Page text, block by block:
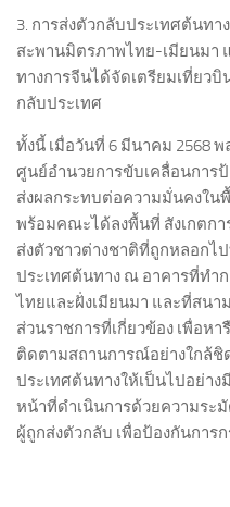
3. การส่งตัวกลับประเทศต้นท
สะพานมิตรภาพไทย-เมียนมา
ทางการจีนได้จัดเตรียมเที่ยวบิ
กลับประเทศ
ทั้งนี้ เมื่อวันที่ 6 มีนาคม 2568
ศูนย์อำนวยการขับเคลื่อนกา
ส่งผลกระทบต่อความมั่นคงใน
พร้อมคณะได้ลงพื้นที่ สังเกตก
ส่งตัวชาวต่างชาติที่ถูกหลอกไ
ประเทศต้นทาง ณ อาคารที่ทำ
ไทยและฝั่งเมียนมา และที่สน
ส่วนราชการที่เกี่ยวข้อง เพื่อห
ติดตามสถานการณ์อย่างใกล้
ประเทศต้นทางให้เป็นไปอย่าง
หน้าที่ดำเนินการด้วยความระ
ผู้ถูกส่งตัวกลับ เพื่อป้องกันการ